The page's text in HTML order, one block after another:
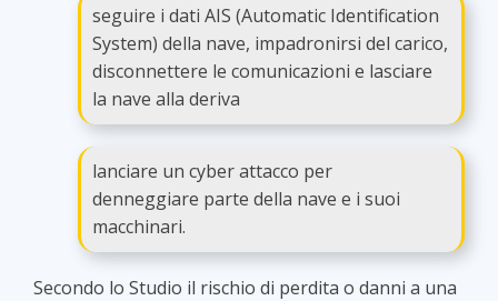
seguire i dati AIS (Automatic Identification
System) della nave, impadronirsi del carico,
disconnettere le comunicazioni e lasciare
la nave alla deriva
lanciare un cyber attacco per
denneggiare parte della nave e i suoi
macchinari.
Secondo lo Studio il rischio di perdita o danni a una